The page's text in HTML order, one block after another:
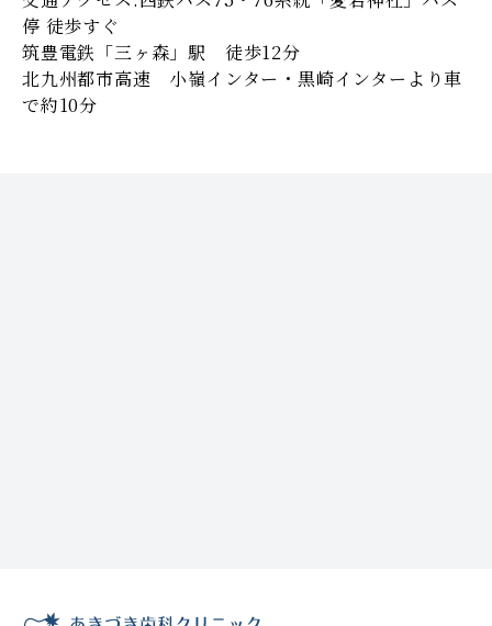
停 徒歩すぐ
筑豊電鉄「三ヶ森」駅 徒歩12分
北九州都市高速 小嶺インター・黒崎インターより車
で約10分